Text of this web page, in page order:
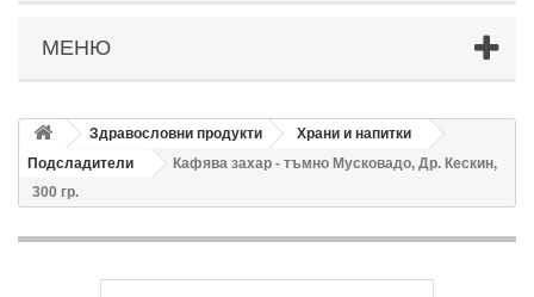
МЕНЮ
Здравословни продукти
Храни и напитки
Подсладители
Кафява захар - тъмно Мусковадо, Др. Кескин,
300 гр.